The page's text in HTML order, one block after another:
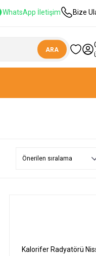
WhatsApp İletişim Bize
ARA
Kalorifer Radyatörü